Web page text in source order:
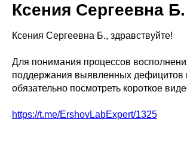
Ксения Сергеевна Б.
Ксения Сергеевна Б., здравствуйте!
Для понимания процессов
поддержания выявленных дефицитов
обязательно посмотреть короткое
https://t.me/ErshovLabExpert/1325